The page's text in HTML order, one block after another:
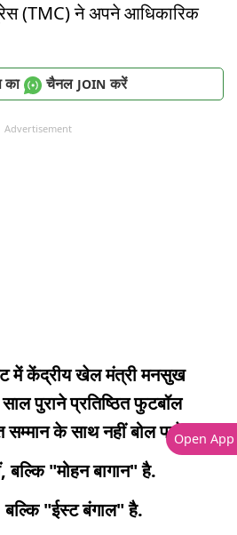
(TMC) ने अपने आधिकारिक
का चैनल JOIN करें
Advertisement
में केंद्रीय खेल मंत्री मनसुख
पुराने प्रतिष्ठित फुटबॉल
के साथ नहीं बोल पाते.
"मोहन बागान" है.
"ईस्ट बंगाल" है.
Open App